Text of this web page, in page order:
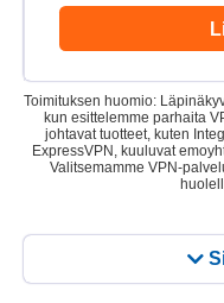
Toimituksen huomio:
kun esittelemme parhaita
johtavat tuotteet, kuten
ExpressVPN, kuuluvat
Valitsemamme VPN-